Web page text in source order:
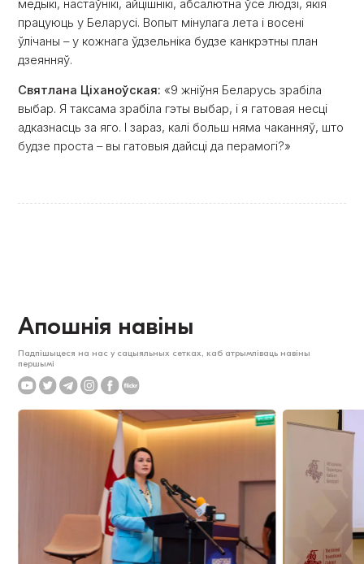
медыкі, настаўнікі, айцішнікі, абсалютна ўсе людзі, якія
працуюць у Беларусі. Вопыт мінулага лета і восені
ўлічаны – у кожнага ўдзельніка будзе канкрэтны план
дзеянняў.
Святлана Ціханоўская: «9 жніўня Беларусь зрабіла
выбар. Я таксама зрабіла гэты выбар, і я гатовая несці
адказнасць за яго. І зараз, калі больш няма чаканняў, што
будзе проста – вы гатовыя дайсці да перамогі?»
Апошнія навіны
Падпішыцеся на нас у сацыяльных сетках, каб атрымліваць навіны
першымі